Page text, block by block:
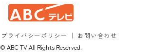
プライバシーポリシー
お問い合わせ
© ABC TV All Rights Reserved.